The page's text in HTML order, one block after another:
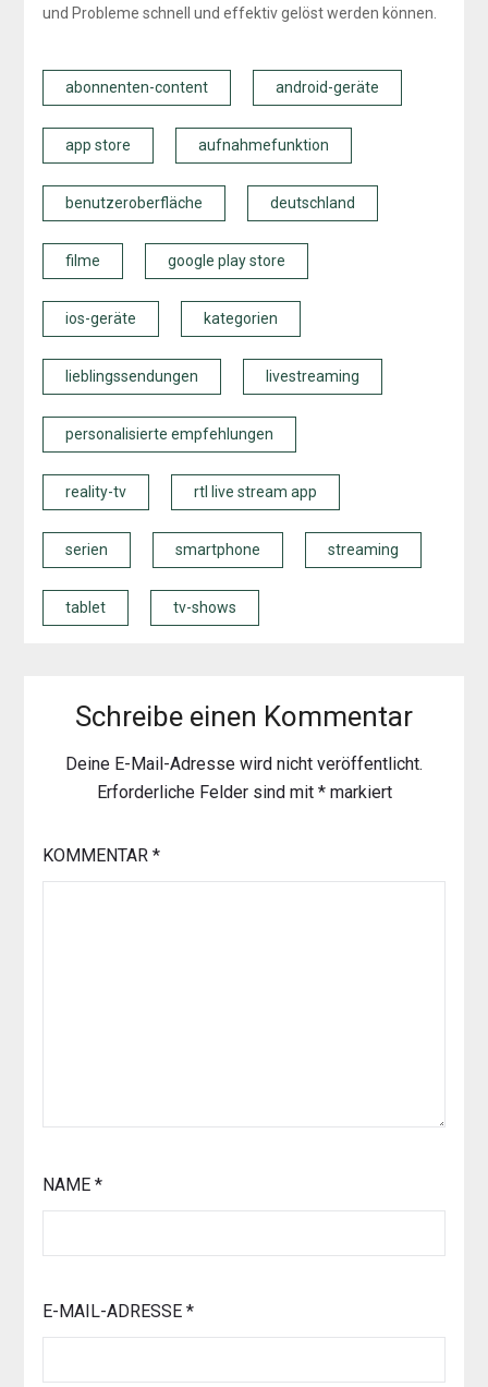
und Probleme schnell und effektiv gelöst werden können.
abonnenten-content android-geräte
app store aufnahmefunktion
benutzeroberfläche deutschland
filme google play store
ios-geräte kategorien
lieblingssendungen livestreaming
personalisierte empfehlungen
reality-tv rtl live stream app
serien smartphone streaming
tablet tv-shows
Schreibe einen Kommentar
Deine E-Mail-Adresse wird nicht veröffentlicht.
Erforderliche Felder sind mit *markiert
KOMMENTAR *
NAME *
E-MAIL-ADRESSE *